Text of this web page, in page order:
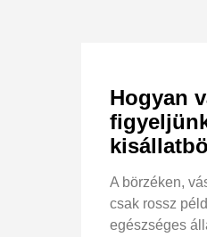
Hogyan
A börzéken,
csak rossz
egészséges